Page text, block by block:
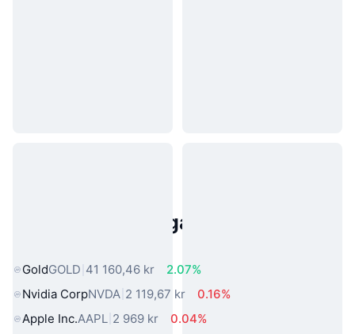
Populära tillgångar från den
GoldGOLD 41 160,46 kr
2.07%
Nvidia CorpNVDA 2 119,67 kr
0.16%
Apple Inc.AAPL 2 969 kr
0.04%